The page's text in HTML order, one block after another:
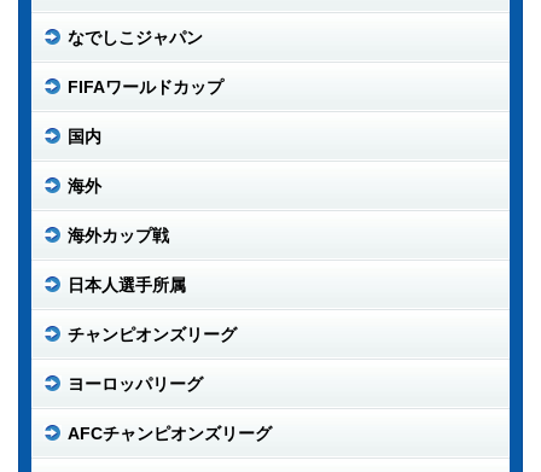
なでしこジャパン
FIFAワールドカップ
国内
海外
海外カップ戦
日本人選手所属
チャンピオンズリーグ
ヨーロッパリーグ
AFCチャンピオンズリーグ